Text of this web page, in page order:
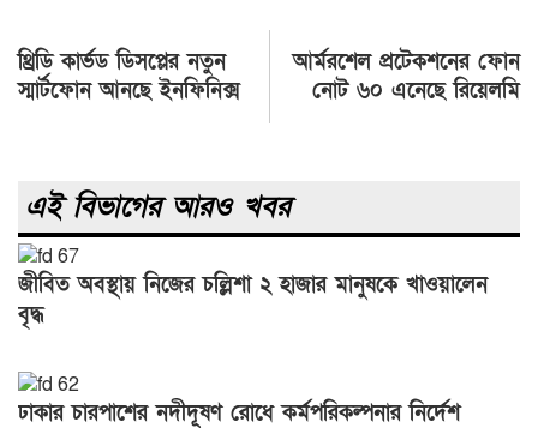
Post
navigation
থ্রিডি কার্ভড ডিসপ্লের নতুন
স্মার্টফোন আনছে ইনফিনিক্স
আর্মরশেল প্রটেকশনের ফোন
নোট ৬০ এনেছে রিয়েলমি
এই বিভাগের আরও খবর
জীবিত অবস্থায় নিজের চল্লিশা ২ হাজার মানুষকে খাওয়ালেন
বৃদ্ধ
ঢাকার চারপাশের নদীদূষণ রোধে কর্মপরিকল্পনার নির্দেশ